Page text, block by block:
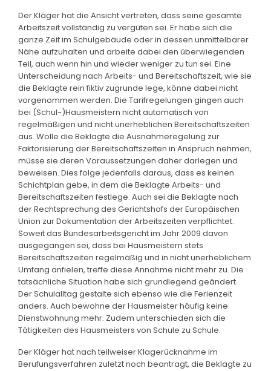
Der Kläger hat die Ansicht vertreten, dass seine gesamte
Arbeitszeit vollständig zu vergüten sei. Er habe sich die
ganze Zeit im Schulgebäude oder in dessen unmittelbarer
Nähe aufzuhalten und arbeite dabei den überwiegenden
Teil, auch wenn hin und wieder weniger zu tun sei. Eine
Unterscheidung nach Arbeits- und Bereitschaftszeit, wie sie
die Beklagte rein fiktiv zugrunde lege, könne dabei nicht
vorgenommen werden. Die Tarifregelungen gingen auch
bei (Schul-)Hausmeistern nicht automatisch von
regelmäßigen und nicht unerheblichen Bereitschaftszeiten
aus. Wolle die Beklagte die Ausnahmeregelung zur
Faktorisierung der Bereitschaftszeiten in Anspruch nehmen,
müsse sie deren Voraussetzungen daher darlegen und
beweisen. Dies folge jedenfalls daraus, dass es keinen
Schichtplan gebe, in dem die Beklagte Arbeits- und
Bereitschaftszeiten festlege. Auch sei die Beklagte nach
der Rechtsprechung des Gerichtshofs der Europäischen
Union zur Dokumentation der Arbeitszeiten verpflichtet.
Soweit das Bundesarbeitsgericht im Jahr 2009 davon
ausgegangen sei, dass bei Hausmeistern stets
Bereitschaftszeiten regelmäßig und in nicht unerheblichem
Umfang anfielen, treffe diese Annahme nicht mehr zu. Die
tatsächliche Situation habe sich grundlegend geändert.
Der Schulalltag gestalte sich ebenso wie die Ferienzeit
anders. Auch bewohne der Hausmeister häufig keine
Dienstwohnung mehr. Zudem unterschieden sich die
Tätigkeiten des Hausmeisters von Schule zu Schule.
Der Kläger hat nach teilweiser Klagerücknahme im
Berufungsverfahren zuletzt noch beantragt, die Beklagte zu